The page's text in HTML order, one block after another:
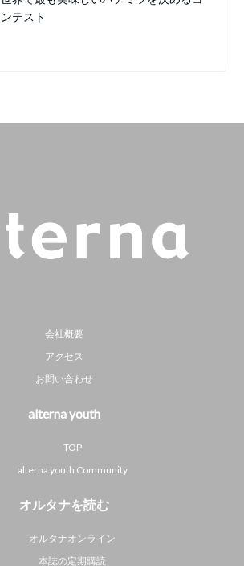
ンテスト
会社概要
アクセス
お問い合わせ
alterna youth
TOP
alterna youth Community
オルタナを読む
オルタナオンライン
本誌の定期購読